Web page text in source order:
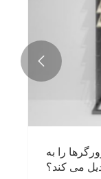
را به
می کند؟
